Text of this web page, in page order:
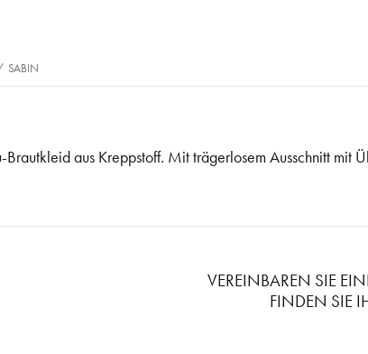
SABIN
aus Kreppstoff. Mit trägerlosem Ausschnitt mit
VEREINBAREN SIE
FINDEN SIE